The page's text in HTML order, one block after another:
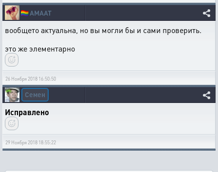
🏳️‍🌈AMAAT
вообщето актуальна, но вы могли бы и сами проверить.
это же элементарно
26 Ноября 2018 16:50:50
Семен
Исправлено
29 Ноября 2018 18:55:22